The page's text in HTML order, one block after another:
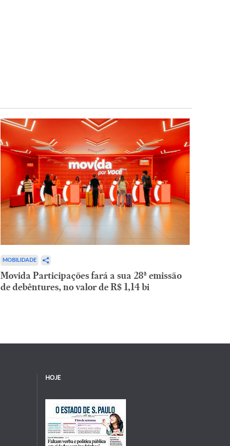
MOBILIDADE
Movida Participações fará a sua 28ª emissão
de debêntures, no valor de R$ 1,14 bi
HOJE